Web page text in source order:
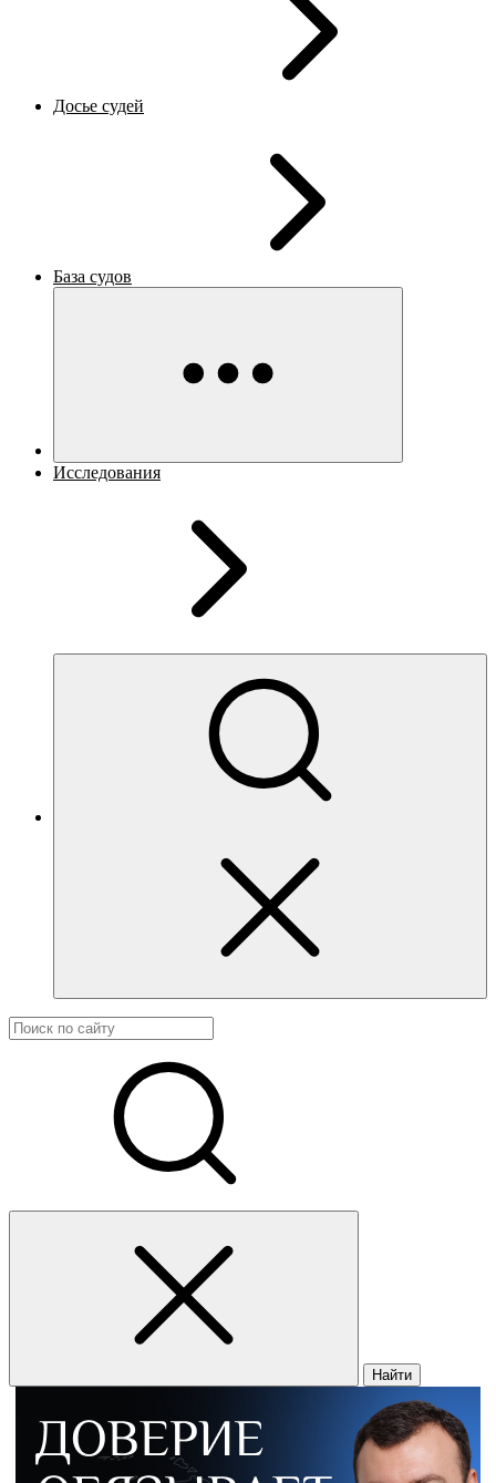
Досье судей
База судов
Исследования
Найти